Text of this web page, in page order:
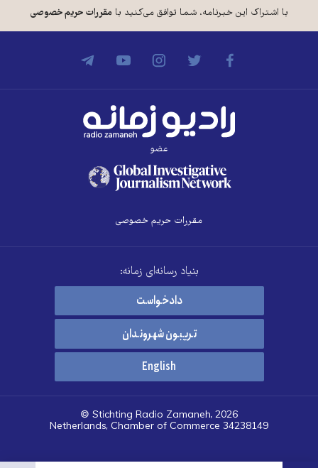
با اشتراک این خبرنامه، شما توافق می‌کنید بامقررات حریم خصوصی
عضو
مقررات حریم خصوصی
بنیاد رسانه‌ای زمانه:
دادخواست
تریبون شهروندان
English
© Stichting Radio Zamaneh, 2026
Netherlands, Chamber of Commerce 34238149